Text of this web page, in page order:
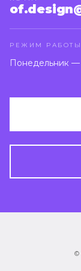
РЕЖИМ РАБОТЫ
Понедельник
©